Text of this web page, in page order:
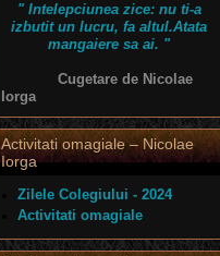
" Intelepciunea zice: nu ti-a
izbutit un lucru, fa altul.Atata
mangaiere sa ai. "
Cugetare de Nicolae
Iorga
Activitati omagiale – Nicolae
Iorga
Zilele Colegiului - 2024
Activitati omagiale